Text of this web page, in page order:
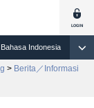
Bahasa Indonesia
> Berita／Informasi